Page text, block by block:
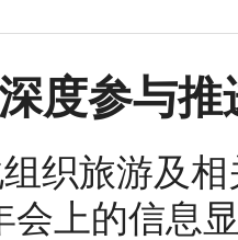
度参与
织旅游及
会上的信息